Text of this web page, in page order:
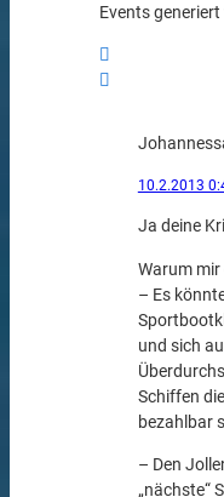
Events
Johannes
10.2.2013
Ja deine
Warum mir
– Es
und sich
Schiffen
bezahlbar
– Den
„nächste“